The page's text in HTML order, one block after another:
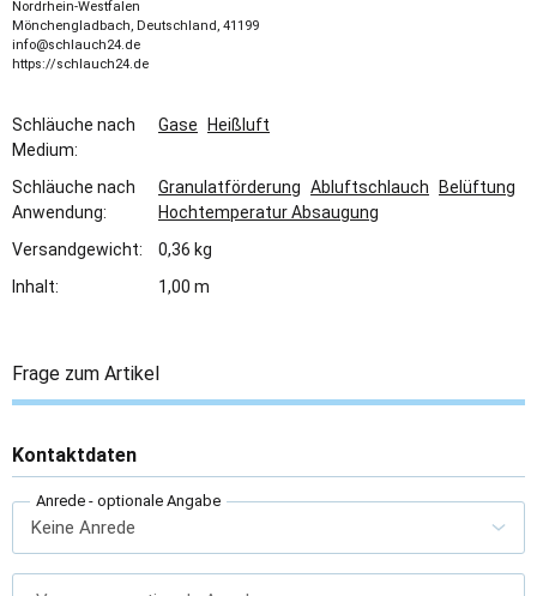
Nordrhein-Westfalen
Mönchengladbach, Deutschland, 41199
info@schlauch24.de
https://schlauch24.de
Schläuche nach
Medium:
Gase Heißluft
Schläuche nach
Anwendung:
Granulatförderung Abluftschlauch
Belüftung
Hochtemperatur Absaugung
Versandgewicht:
0,36 kg
Inhalt:
1,00 m
Frage zum Artikel
Kontaktdaten
Anrede - optionale Angabe